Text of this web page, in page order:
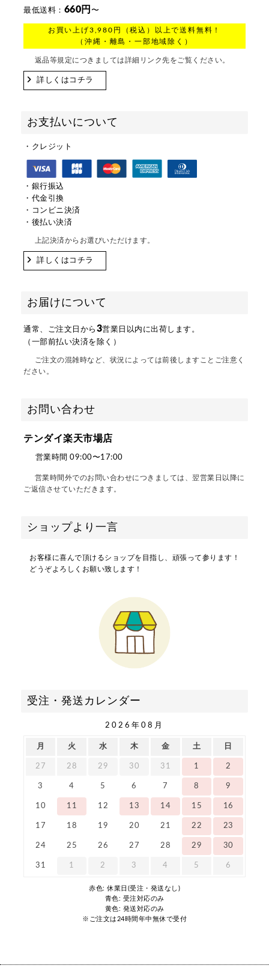
最低送料： 660円 〜
お買い上げ3,980円（税込）以上で送料無料！
（沖縄・離島・一部地域除く）
返品等規定につきましては詳細リンク先をご覧ください。
詳しくはコチラ
お支払いについて
・クレジット
・銀行振込
・代金引換
・コンビニ決済
・後払い決済
上記決済からお選びいただけます。
詳しくはコチラ
お届けについて
通常、ご注文日から 3営業日以内に出荷します。
（一部前払い決済を除く）
ご注文の混雑時など、状況によっては前後しますことご注意く
ださい。
お問い合わせ
テンダイ楽天市場店
営業時間 09:00〜17:00
営業時間外でのお問い合わせにつきましては、翌営業日以降に
ご返信させていただきます。
ショップより一言
お客様に喜んで頂けるショップを目指し、頑張って参ります！
どうぞよろしくお願い致します！
受注・発送カレンダー
2026年08月
月 火 水 木 金 土 日
27 28 29 30 31 1 2
3 4 5 6 7 8 9
10 11 12 13 14 15 16
17 18 19 20 21 22 23
24 25 26 27 28 29 30
31 1 2 3 4 5 6
赤色: 休業日(受注・発送なし)
青色: 受注対応のみ
黄色: 発送対応のみ
※ご注文は24時間年中無休で受付